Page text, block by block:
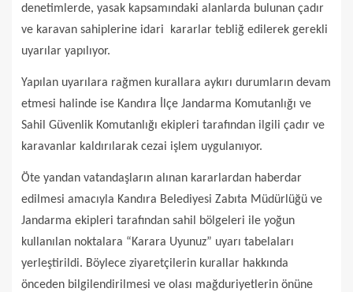
denetimlerde, yasak kapsamındaki alanlarda bulunan çadır
ve karavan sahiplerine idari kararlar tebliğ edilerek gerekli
uyarılar yapılıyor.
Yapılan uyarılara rağmen kurallara aykırı durumların devam
etmesi halinde ise Kandıra İlçe Jandarma Komutanlığı ve
Sahil Güvenlik Komutanlığı ekipleri tarafından ilgili çadır ve
karavanlar kaldırılarak cezai işlem uygulanıyor.
Öte yandan vatandaşların alınan kararlardan haberdar
edilmesi amacıyla Kandıra Belediyesi Zabıta Müdürlüğü ve
Jandarma ekipleri tarafından sahil bölgeleri ile yoğun
kullanılan noktalara “Karara Uyunuz” uyarı tabelaları
yerleştirildi. Böylece ziyaretçilerin kurallar hakkında
önceden bilgilendirilmesi ve olası mağduriyetlerin önüne